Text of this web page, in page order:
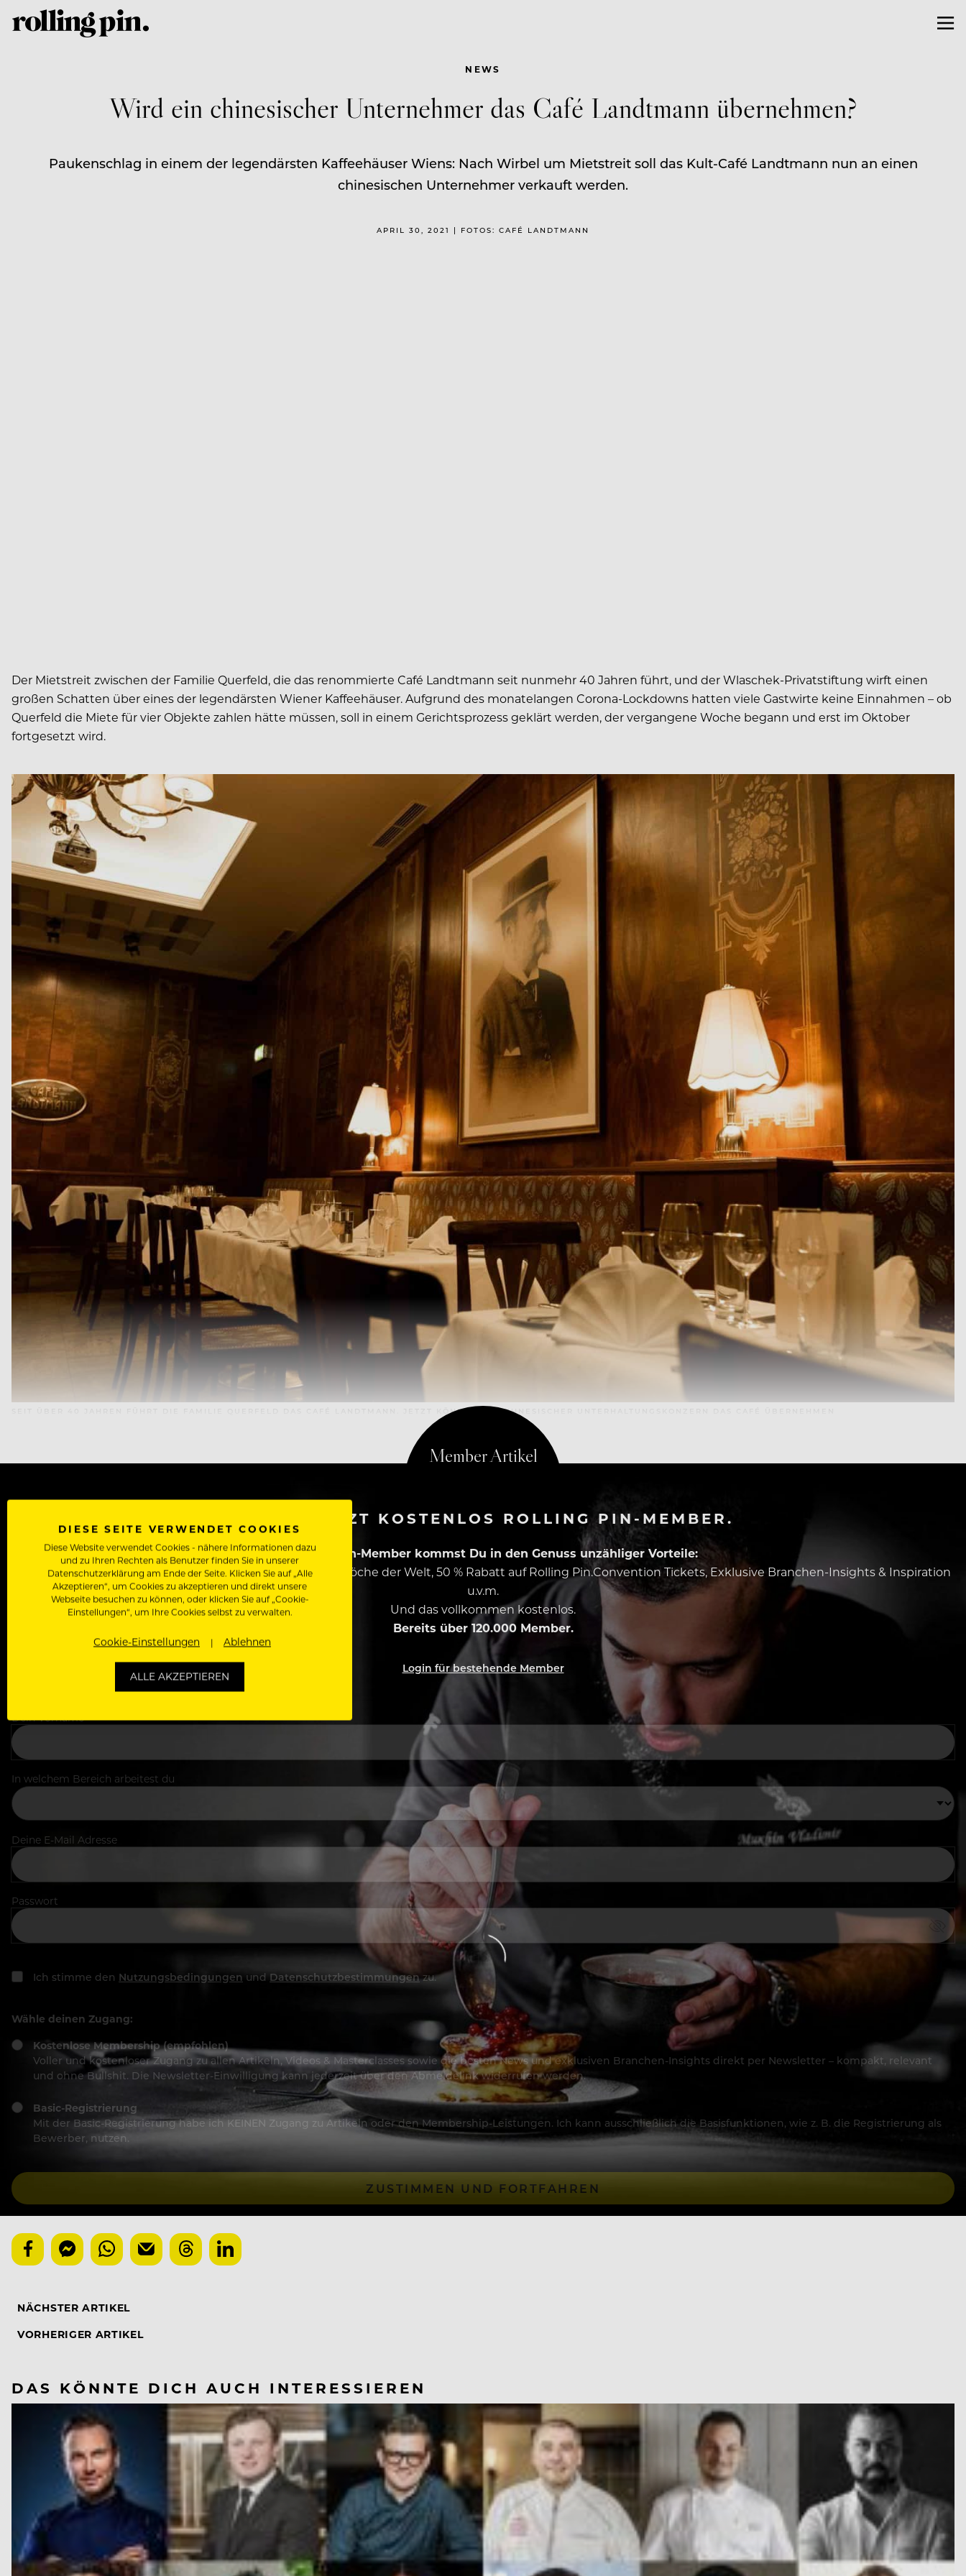
NEWS
Wird ein chinesischer Unternehmer das Café Landtmann übernehmen?
Paukenschlag in einem der legendärsten Kaffeehäuser Wiens: Nach Wirbel um Mietstreit soll das Kult-Café Landtmann nun an einen
chinesischen Unternehmer verkauft werden.
APRIL 30, 2021 | FOTOS: CAFÉ LANDTMANN
Der Mietstreit zwischen der Familie Querfeld, die das renommierte Café Landtmann seit nunmehr 40 Jahren führt, und der Wlaschek-Privatstiftung wirft einen
großen Schatten über eines der legendärsten Wiener Kaffeehäuser. Aufgrund des monatelangen Corona-Lockdowns hatten viele Gastwirte keine Einnahmen – ob
Querfeld die Miete für vier Objekte zahlen hätte müssen, soll in einem Gerichtsprozess geklärt werden, der vergangene Woche begann und erst im Oktober
fortgesetzt wird.
SEIT ÜBER 40 JAHREN FÜHRT DIE FAMILIE QUERFELD DAS CAFÉ LANDTMANN. JETZT KÖNNTE EIN CHINESISCHER UNTERHALTUNGSKONZERN DAS CAFÉ ÜBERNEHMEN
WERDE JETZT KOSTENLOS ROLLING PIN-MEMBER.
Als Rolling Pin-Member kommst Du in den Genuss unzähliger Vorteile:
Zugriff auf alle Artikel, Videos & Masterclasses der besten Köche der Welt, 50 % Rabatt auf Rolling Pin.Convention Tickets, Exklusive Branchen-Insights & Inspiration
u.v.m.
Und das vollkommen kostenlos.
Bereits über 120.000 Member.
Login für bestehende Member
Dein Vorname
In welchem Bereich arbeitest du
Deine E-Mail Adresse
Passwort
Ich stimme den Nutzungsbedingungen und Datenschutzbestimmungenzu.
Wähle deinen Zugang:
Kostenlose Membership (empfohlen)
Voller und kostenloser Zugang zu allen Artikeln, Videos & Masterclasses sowie die besten News und exklusiven Branchen-Insights direkt per Newsletter – kompakt, relevant
und ohne Bullshit. Die Newsletter-Einwilligung kann jederzeit über den Abmeldelink widerrufen werden.
Basic-Registrierung
Mit der Basic-Registrierung habe ich KEINEN Zugang zu Artikeln oder den Membership-Leistungen. Ich kann ausschließlich die Basisfunktionen, wie z. B. die Registrierung als
Bewerber, nutzen.
ZUSTIMMEN UND FORTFAHREN
NÄCHSTER ARTIKEL
VORHERIGER ARTIKEL
DAS KÖNNTE DICH AUCH INTERESSIEREN
DIESE SEITE VERWENDET COOKIES
Diese Website verwendet Cookies - nähere Informationen dazu
und zu Ihren Rechten als Benutzer finden Sie in unserer
Datenschutzerklärung am Ende der Seite. Klicken Sie auf „Alle
Akzeptieren“, um Cookies zu akzeptieren und direkt unsere
Webseite besuchen zu können, oder klicken Sie auf „Cookie-
Einstellungen“, um Ihre Cookies selbst zu verwalten.
Cookie-Einstellungen Ablehnen
ALLE AKZEPTIEREN